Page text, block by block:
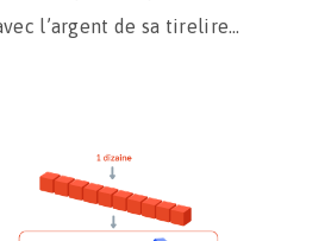
l’argent de sa tirelire…